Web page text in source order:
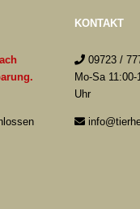
KONTAKT
09723 /
Mo-Sa
Uhr